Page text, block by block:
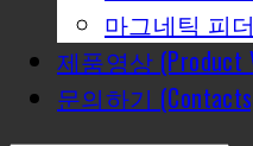
마그네틱 피
제품영상 (Product
문의하기